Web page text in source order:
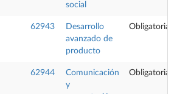
social
62943
Desarrollo
avanzado de
producto
Obligatoria
62944
Comunicación
y
Obligatoria